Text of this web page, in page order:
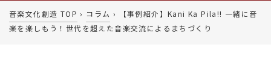
音楽文化創造 TOP › コラム ›
【事例紹介】Kani Ka Pila!! 一緒に音
楽を楽しもう！世代を超えた音楽交流によるまちづくり